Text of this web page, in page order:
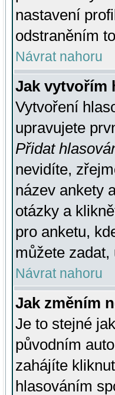
nastavení
odstraněním
Návrat nahoru
Jak vytvořím
Vytvoření
upravujete
Přidat
nevidíte,
název ankety
otázky a
pro anketu,
můžete
Návrat nahoru
Jak změním
Je to stejné
původním
zahájíte
hlasováním